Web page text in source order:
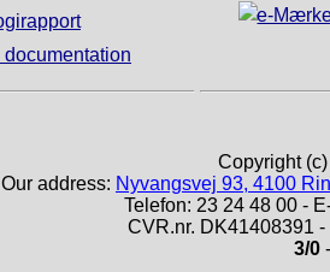
Copyright
Our address: Nyvangsvej 93, 4100
Telefon: 23 24 48 00 -
CVR.nr. DK41408391
3/0